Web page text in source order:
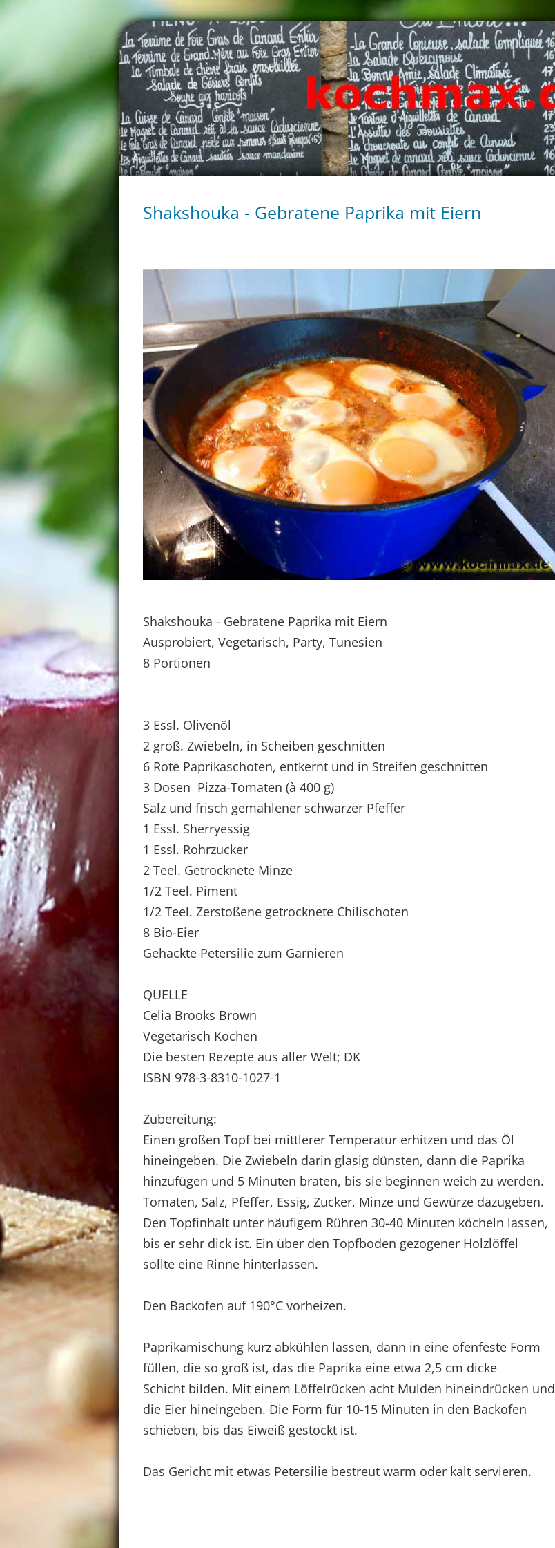
Shakshouka - Gebratene Paprika mit Eiern
Shakshouka - Gebratene Paprika mit Eiern
Ausprobiert, Vegetarisch, Party, Tunesien
8 Portionen
3 Essl. Olivenöl
2 groß. Zwiebeln, in Scheiben geschnitten
6 Rote Paprikaschoten, entkernt und in Streifen geschnitten
3 Dosen Pizza-Tomaten (à 400 g)
Salz und frisch gemahlener schwarzer Pfeffer
1 Essl. Sherryessig
1 Essl. Rohrzucker
2 Teel. Getrocknete Minze
1/2 Teel. Piment
1/2 Teel. Zerstoßene getrocknete Chilischoten
8 Bio-Eier
Gehackte Petersilie zum Garnieren
QUELLE
Celia Brooks Brown
Vegetarisch Kochen
Die besten Rezepte aus aller Welt; DK
ISBN 978-3-8310-1027-1
Zubereitung:
Einen großen Topf bei mittlerer Temperatur erhitzen und das Öl
hineingeben. Die Zwiebeln darin glasig dünsten, dann die Paprika
hinzufügen und 5 Minuten braten, bis sie beginnen weich zu werden.
Tomaten, Salz, Pfeffer, Essig, Zucker, Minze und Gewürze dazugeben.
Den Topfinhalt unter häufigem Rühren 30-40 Minuten köcheln lassen,
bis er sehr dick ist. Ein über den Topfboden gezogener Holzlöffel
sollte eine Rinne hinterlassen.
Den Backofen auf 190°C vorheizen.
Paprikamischung kurz abkühlen lassen, dann in eine ofenfeste Form
füllen, die so groß ist, das die Paprika eine etwa 2,5 cm dicke
Schicht bilden. Mit einem Löffelrücken acht Mulden hineindrücken und
die Eier hineingeben. Die Form für 10-15 Minuten in den Backofen
schieben, bis das Eiweiß gestockt ist.
Das Gericht mit etwas Petersilie bestreut warm oder kalt servieren.